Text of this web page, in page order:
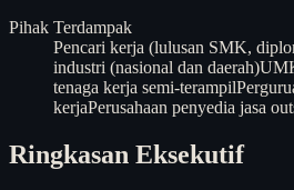
Pihak Terdampak
Pencari kerja (lulusan SMK,
industri (nasional dan daerah)
tenaga kerja semi-terampil
kerjaPerusahaan penyedia jasa
Ringkasan Eksekutif